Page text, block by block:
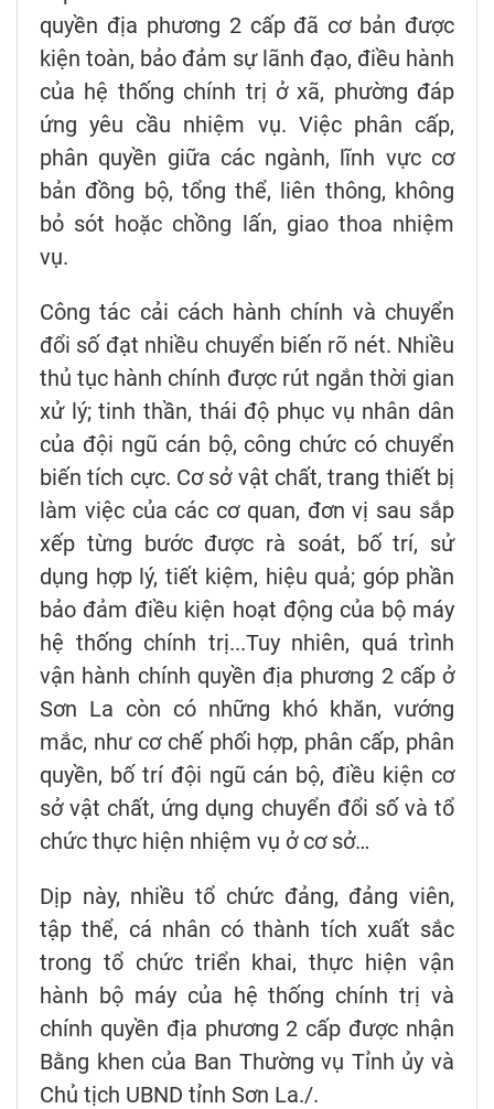
quyền địa phương 2 cấp đã cơ bản được
kiện toàn, bảo đảm sự lãnh đạo, điều hành
của hệ thống chính trị ở xã, phường đáp
ứng yêu cầu nhiệm vụ. Việc phân cấp,
phân quyền giữa các ngành, lĩnh vực cơ
bản đồng bộ, tổng thể, liên thông, không
bỏ sót hoặc chồng lấn, giao thoa nhiệm
vụ.
Công tác cải cách hành chính và chuyển
đổi số đạt nhiều chuyển biến rõ nét. Nhiều
thủ tục hành chính được rút ngắn thời gian
xử lý; tinh thần, thái độ phục vụ nhân dân
của đội ngũ cán bộ, công chức có chuyển
biến tích cực. Cơ sở vật chất, trang thiết bị
làm việc của các cơ quan, đơn vị sau sắp
xếp từng bước được rà soát, bố trí, sử
dụng hợp lý, tiết kiệm, hiệu quả; góp phần
bảo đảm điều kiện hoạt động của bộ máy
hệ thống chính trị...Tuy nhiên, quá trình
vận hành chính quyền địa phương 2 cấp ở
Sơn La còn có những khó khăn, vướng
mắc, như cơ chế phối hợp, phân cấp, phân
quyền, bố trí đội ngũ cán bộ, điều kiện cơ
sở vật chất, ứng dụng chuyển đổi số và tổ
chức thực hiện nhiệm vụ ở cơ sở…
Dịp này, nhiều tổ chức đảng, đảng viên,
tập thể, cá nhân có thành tích xuất sắc
trong tổ chức triển khai, thực hiện vận
hành bộ máy của hệ thống chính trị và
chính quyền địa phương 2 cấp được nhận
Bằng khen của Ban Thường vụ Tỉnh ủy và
Chủ tịch UBND tỉnh Sơn La./.